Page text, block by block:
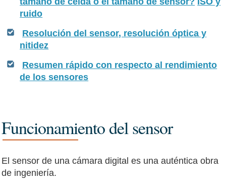
ruido
Resolución del sensor, resolución óptica y
nitidez
Resumen rápido con respecto al rendimiento
de los sensores
Funcionamiento del sensor
El sensor de una cámara digital es una auténtica obra
de ingeniería.